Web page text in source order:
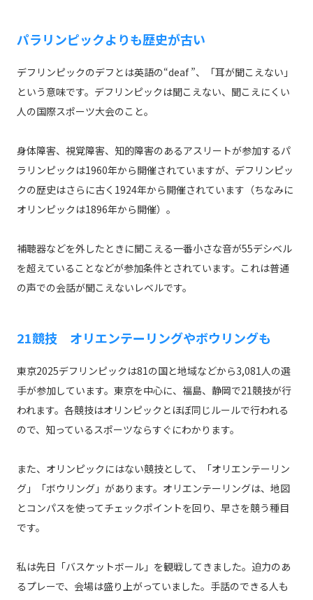
パラリンピックよりも歴史が古い
デフリンピックのデフとは英語の“deaf ”、「耳が聞こえない」
という意味です。デフリンピックは聞こえない、聞こえにくい
人の国際スポーツ大会のこと。
身体障害、視覚障害、知的障害のあるアスリートが参加するパ
ラリンピックは1960年から開催されていますが、デフリンピッ
クの歴史はさらに古く1924年から開催されています（ちなみに
オリンピックは1896年から開催）。
補聴器などを外したときに聞こえる一番小さな音が55デシベル
を超えていることなどが参加条件とされています。これは普通
の声での会話が聞こえないレベルです。
21競技 オリエンテーリングやボウリングも
東京2025デフリンピックは81の国と地域などから3,081人の選
手が参加しています。東京を中心に、福島、静岡で21競技が行
われます。各競技はオリンピックとほぼ同じルールで行われる
ので、知っているスポーツならすぐにわかります。
また、オリンピックにはない競技として、「オリエンテーリン
グ」「ボウリング」があります。オリエンテーリングは、地図
とコンパスを使ってチェックポイントを回り、早さを競う種目
です。
私は先日「バスケットボール」を観戦してきました。迫力のあ
るプレーで、会場は盛り上がっていました。手話のできる人も